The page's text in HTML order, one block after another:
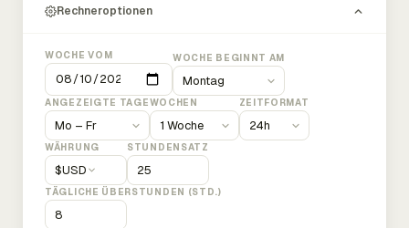
Rechneroptionen
WOCHE VOM WOCHE BEGINNT AM
ANGEZEIGTE TAGEWOCHEN ZEITFORMAT
WÄHRUNG
$USD
STUNDENSATZ
TÄGLICHE ÜBERSTUNDEN (STD.)